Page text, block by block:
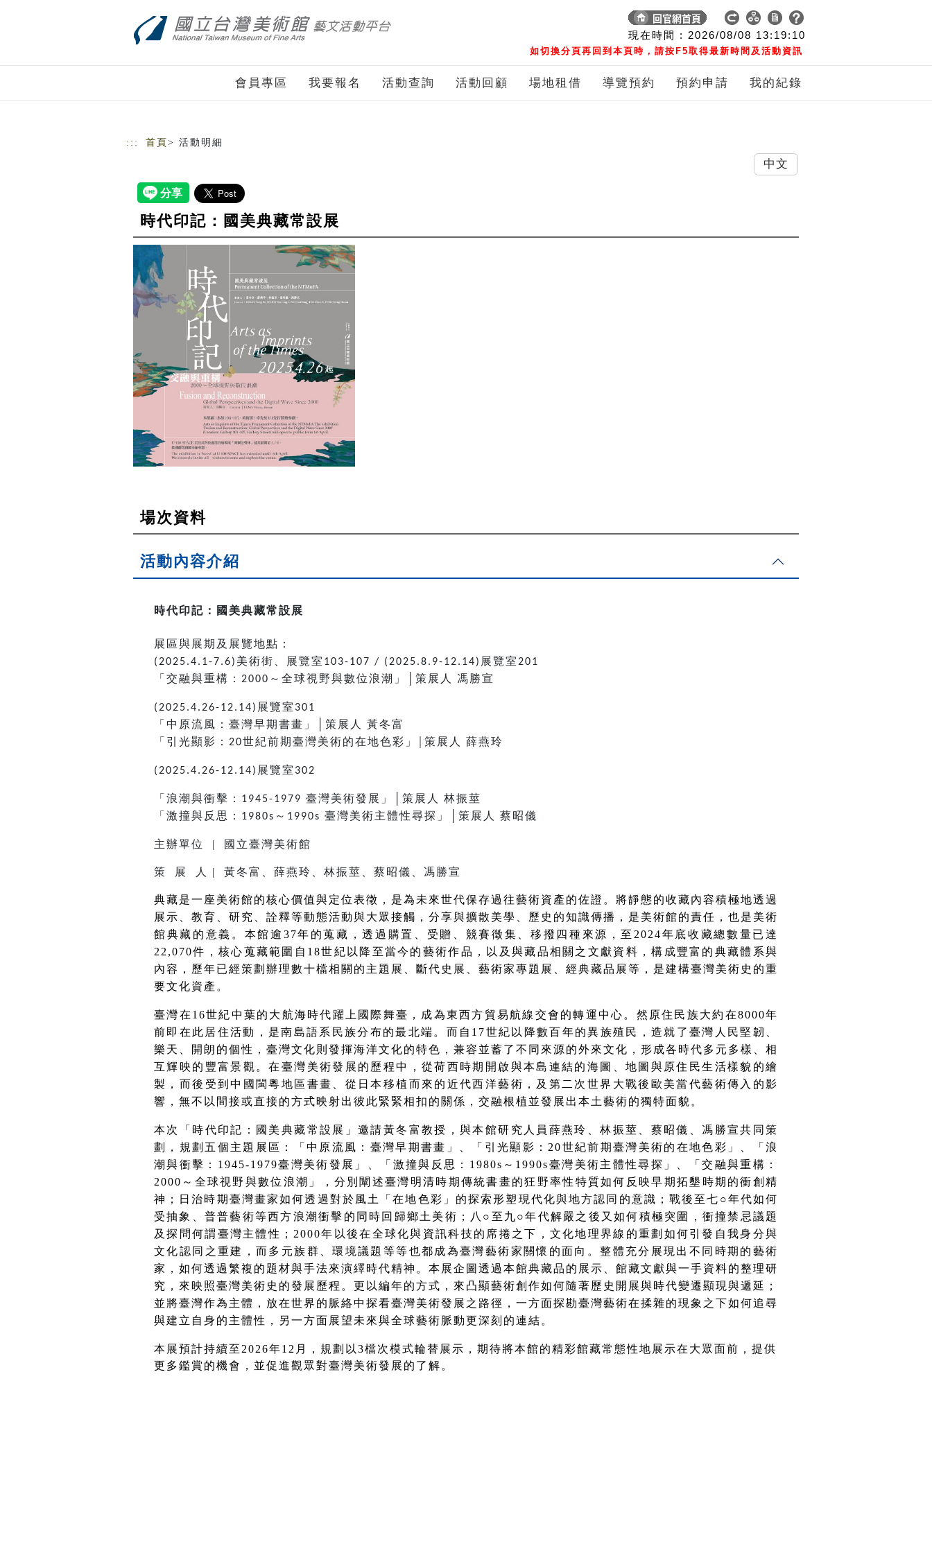
現在時間 : 2026/08/08 13:19:10
如切換分頁再回到本頁時，請按F5取得最新時間及活動資訊
會員專區 我要報名 活動查詢 活動回顧 場地租借 導覽預約 預約申請 我的紀錄
::: 首頁 > 活動明細
時代印記：國美典藏常設展
場次資料
活動內容介紹
時代印記：國美典藏常設展
展區與展期及展覽地點：
(2025.4.1-7.6) 美術街、展覽室 103-107 / (2025.8.9-12.14) 展覽室201
「交融與重構： 2000 ～全球視野與數位浪潮」│策展人 馮勝宣
(2025.4.26-12.14) 展覽室 301
「中原流風：臺灣早期書畫」│策展人
黃冬富
「引光顯影： 20世紀前期臺灣美術的在地色彩」 策展人 薛燕玲
(2025.4.26-12.14) 展覽室 302
「浪潮與衝擊： 1945-1979 臺灣美術發展」│策展人
林振莖
「激撞與反思： 1980s ～ 1990s 臺灣美術主體性尋探」│策展人 蔡昭儀
主辦單位 | 國立臺灣美術館
策 展 人 | 黃冬富、薛燕玲、林振莖、蔡昭儀、馮勝宣
典藏是一座美術館的核心價值與定位表徵，是為未來世代保存過往藝術資產的佐證。將靜態的收藏內容積極地透過
展示
、教育、研究、詮釋等動態活動與大眾接觸，分享與擴散美學、歷史的知識傳播，是美術館的責任，也是美術
館典藏的意義。 本館逾37年的蒐藏，透過購置、受贈、競賽徵集、移撥四種來源，至2024年底收藏總數量已達
22,070件，核心蒐藏範圍自18世紀以降至當今的藝術作品，以及與藏品相關之文獻資料，構成豐富的典藏體系與
內容，歷年已經策劃辦理數十檔相關的主題展
斷代 史 展 藝術家專題展 、經典藏品展等，是建構臺灣美術史的重
要文化資產。
臺灣在16世紀中葉的 大航海時代 躍上國際舞臺，成為東西方貿易航線交會的轉運中心。然原住民族大約在8000年
前即在此居住活動，是南島語系民族分布的最北端。而自17世紀以降數百年的異族殖民，造就了臺灣人民堅韌、
樂天、開朗的個性，臺灣文化則發揮海洋文化的特色，兼容並蓄了不同來源的外來文化，形成各時代多元多樣、相
互輝映的豐富景觀。在臺灣美術發展的歷程中，從荷西時期開啟與本島連結的海圖、地圖與 原住民生活樣貌的繪
製，而後 受到中國閩粵地區書畫、從日本移植而來的近代西洋藝術，及第二次世界大戰後歐美當代藝術傳入的影
響，無不以間接或直接的方式映射出彼此緊緊相扣的關係，交融根植並發展出本土藝術的獨特面貌。
本次「時代印記：國美典藏常設展」 邀請黃冬富教授，與本館研究人員薛燕玲、林振莖、蔡昭儀、馮勝宣共同策
劃，規劃五個主題展區：「 中原流風：臺灣早期書畫 」、「 引光顯影：20世紀前期臺灣美術的在地色彩 」、「浪
潮與衝擊：1945-1979臺灣美術發展 」、「 激撞與反思：1980s～1990s臺灣美術主體性尋探 」、「交融與重構：
2000～全球視野與數位浪潮 」，分別闡述臺灣明清時期傳統書畫的狂野率性特質如何反映早期拓墾時期的衝創精
神；日治時期臺灣畫家如何透過對於風土「在地色彩」的探索形塑現代化與地方認同的意識；戰後至七 ○年代如何
受抽象、普普藝術等西方浪潮衝擊的同時回歸鄉土美術 ；
八○至九○年代解嚴之後又如何積極突圍，衝撞禁忌議題
及探問何謂臺灣主體性 ； 2000年以後在全球化與資訊科技的席捲之下，文化地理界線的重劃如何引發自我身分與
文化認同之重建，而多元族群、環境議題等等也都成為臺灣藝術家關懷的面向。整體充分展現出 不同時期的藝術
家，如何透過繁複的題材與手法來演繹時代精神。本展企 圖 透過本館典藏品的展示、館藏文獻與一手資料的整理研
究，來映照臺灣美術史的發展歷程。更以編年的方式，來凸顯藝術創作如何隨著歷史開展與時代變遷顯現與遞延；
並 將臺灣作為主體，放在世界的脈絡中探看臺灣美術發展之路徑 ，一方面探勘臺灣藝術在揉雜的現象之下如何追尋
與建立自身的主體性，另一方面展望未來與全球藝術脈動更深刻的連結。
本展預計持續至2026年12月， 規劃 以3檔次模式輪替展示，期待將本館的精彩館藏常態性地展示在大眾面前，提供
更多鑑賞的機會，並促進觀眾對臺灣美術發展的了解。